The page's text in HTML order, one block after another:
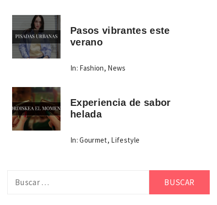
Pasos vibrantes este
verano
In: Fashion, News
Experiencia de sabor
helada
In: Gourmet, Lifestyle